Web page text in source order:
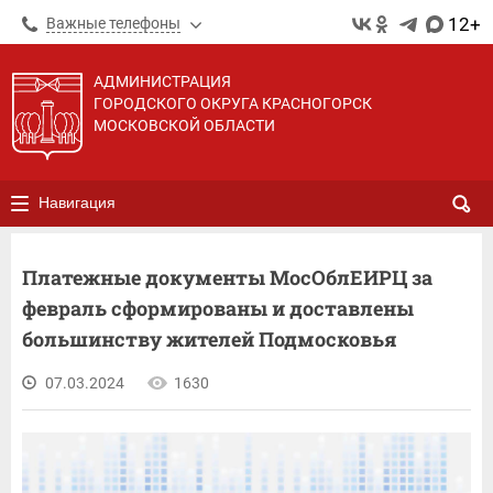
Важные телефоны 12+
АДМИНИСТРАЦИЯ
ГОРОДСКОГО ОКРУГА КРАСНОГОРСК
МОСКОВСКОЙ ОБЛАСТИ
Навигация
Платежные документы МосОблЕИРЦ за
февраль сформированы и доставлены
большинству жителей Подмосковья
07.03.2024 1630